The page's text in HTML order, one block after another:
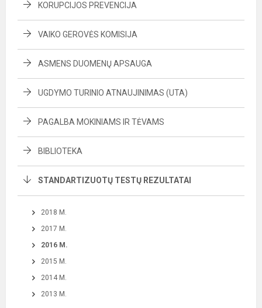
KORUPCIJOS PREVENCIJA
VAIKO GEROVĖS KOMISIJA
ASMENS DUOMENŲ APSAUGA
UGDYMO TURINIO ATNAUJINIMAS (UTA)
PAGALBA MOKINIAMS IR TĖVAMS
BIBLIOTEKA
STANDARTIZUOTŲ TESTŲ REZULTATAI
2018 M.
2017 M.
2016 M.
2015 M.
2014 M.
2013 M.